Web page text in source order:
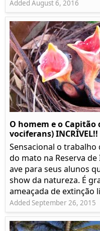
Added August 6, 2016
O homem e o
vociferans) INCRÍVEL!!
Sensacional o trabalho
do mato na Reserva de
ave para seus alunos
show da natureza. É
ameaçada de extinção
Added September 26, 2015